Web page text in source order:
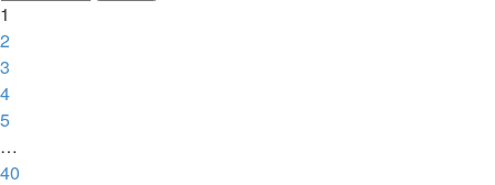
1
2
3
4
5
…
40